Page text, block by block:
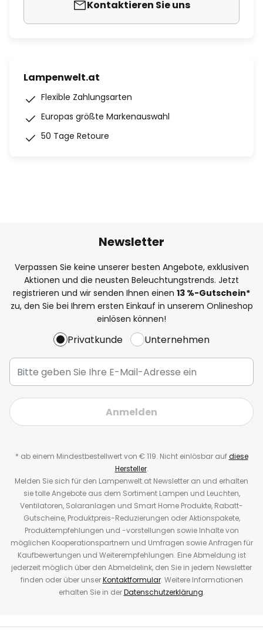
Kontaktieren Sie uns
Lampenwelt.at
Flexible Zahlungsarten
Europas größte Markenauswahl
50 Tage Retoure
Newsletter
Verpassen Sie keine unserer besten Angebote, exklusiven
Aktionen und die neusten Beleuchtungstrends. Jetzt
registrieren und wir senden Ihnen einen 13 %-Gutschein*
zu, den Sie bei Ihrem ersten Einkauf in unserem Onlineshop
einlösen können!
Privatkunde Unternehmen
Anmelden
* ab einem Mindestbestellwert von € 119. Nicht einlösbar aufdiese
Hersteller.
Melden Sie sich für den Lampenwelt.at Newsletter an und erhalten
sie tolle Angebote aus dem Sortiment Lampen und Leuchten,
Ventilatoren, Solaranlagen und Smart Home Produkte, Rabatt-
Gutscheine, Produktpreis-Reduzierungen oder Aktionspakete,
Produktempfehlungen und -vorstellungen sowie Inhalte von
möglichen Kooperationspartnern und Umfragen sowie Anfragen für
Kaufbewertungen und Weiterempfehlungen. Eine Abmeldung ist
jederzeit möglich über den Abmeldelink, den Sie in jedem Newsletter
finden oder über unserKontaktformular. Weitere Informationen
erhalten Sie in derDatenschutzerklärung.